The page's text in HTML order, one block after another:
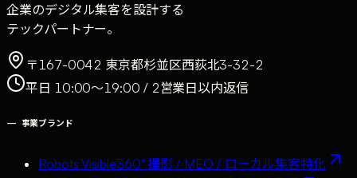
企業のデジタル集客を設計する
テックパートナー。
〒167-0042 東京都杉並区西荻北3-32-2
平日 10:00〜19:00 / 2営業日以内返信
— 事業ブランド
Robots Visible360° 撮影 / MEO / ローカル集客特化